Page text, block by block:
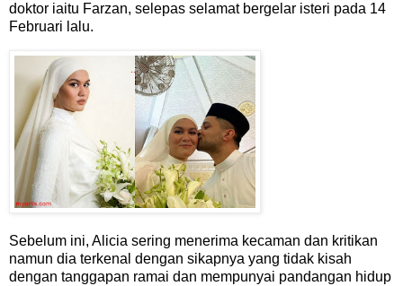
doktor iaitu Farzan, selepas selamat bergelar isteri pada 14
Februari lalu.
Sebelum ini, Alicia sering menerima kecaman dan kritikan
namun dia terkenal dengan sikapnya yang tidak kisah
dengan tanggapan ramai dan mempunyai pandangan hidup